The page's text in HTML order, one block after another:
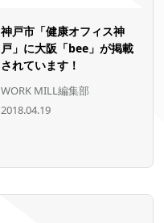
神戸市「健康オフィス神
戸」に大阪「bee」が掲載
されています！
WORK MILL編集部
2018.04.19